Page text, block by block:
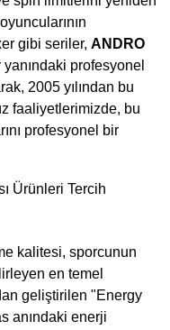
gibi seriler, ANDRO
profesyonel
2005 yılından bu
faaliyetlerimizde, bu
profesyonel bir
Ürünleri Tercih
kalitesi, sporcunun
en temel
geliştirilen "Energy
anındaki enerji